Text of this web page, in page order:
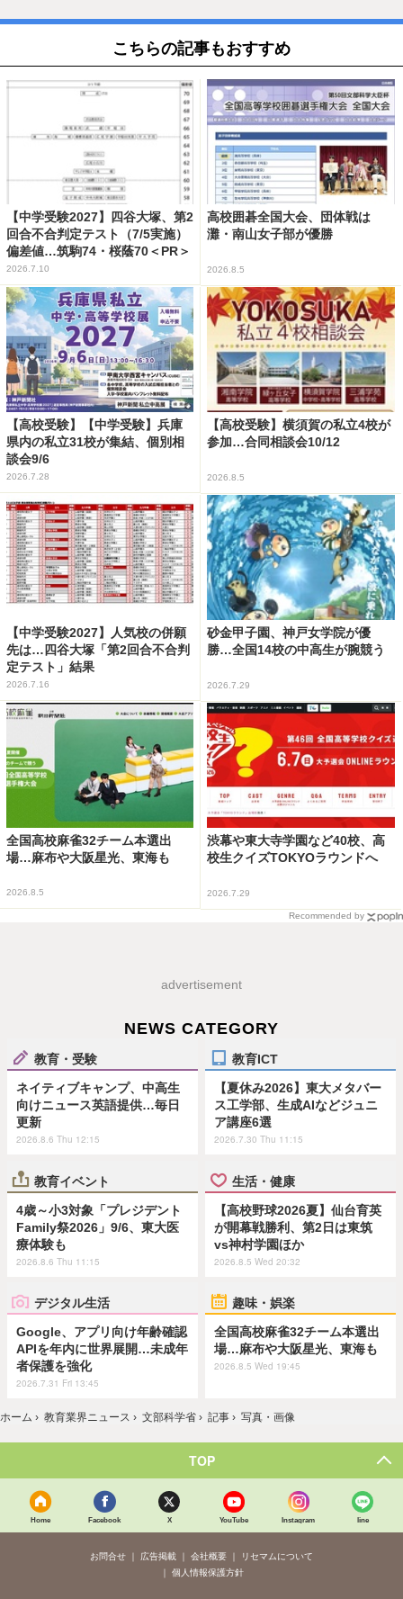
こちらの記事もおすすめ
【中学受験2027】四谷大塚、第2
回合不合判定テスト（7/5実施）
偏差値…筑駒74・桜蔭70＜PR＞
2026.7.10
高校囲碁全国大会、団体戦は
灘・南山女子部が優勝
2026.8.5
【高校受験】【中学受験】兵庫
県内の私立31校が集結、個別相
談会9/6
2026.7.28
【高校受験】横須賀の私立4校が
参加…合同相談会10/12
2026.8.5
【中学受験2027】人気校の併願
先は…四谷大塚「第2回合不合判
定テスト」結果
2026.7.16
砂金甲子園、神戸女学院が優
勝…全国14校の中高生が腕競う
2026.7.29
全国高校麻雀32チーム本選出
場…麻布や大阪星光、東海も
2026.8.5
渋幕や東大寺学園など40校、高
校生クイズTOKYOラウンドへ
2026.7.29
Recommended by
advertisement
NEWS CATEGORY
教育・受験
ネイティブキャンプ、中高生
向けニュース英語提供…毎日
更新
2026.8.6 Thu 12:15
教育ICT
【夏休み2026】東大メタバー
ス工学部、生成AIなどジュニ
ア講座6選
2026.7.30 Thu 11:15
教育イベント
4歳～小3対象「プレジデント
Family祭2026」9/6、東大医
療体験も
2026.8.6 Thu 11:15
生活・健康
【高校野球2026夏】仙台育英
が開幕戦勝利、第2日は東筑
vs神村学園ほか
2026.8.5 Wed 20:32
デジタル生活
Google、アプリ向け年齢確認
APIを年内に世界展開…未成年
者保護を強化
2026.7.31 Fri 13:45
趣味・娯楽
全国高校麻雀32チーム本選出
場…麻布や大阪星光、東海も
2026.8.5 Wed 19:45
ホーム › 教育業界ニュース › 文部科学省 › 記事 › 写真・画像
TOP
Home Facebook X YouTube Instagram line
お問合せ 広告掲載 会社概要
リセマムについて
個人情報保護方針